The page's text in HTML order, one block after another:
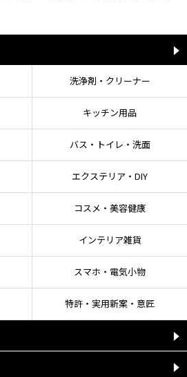
洗浄剤・クリーナー
キッチン用品
バス・トイレ・洗面
エクステリア・DIY
コスメ・美容健康
インテリア雑貨
スマホ・電気小物
特許・実用新案・意匠